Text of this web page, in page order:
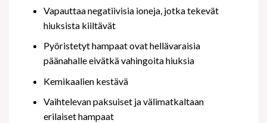
Vapauttaa negatiivisia ioneja, jotka tekevät
hiuksista kiiltävät
Pyöristetyt hampaat ovat hellävaraisia
päänahalle eivätkä vahingoita hiuksia
Kemikaalien kestävä
Vaihtelevan paksuiset ja välimatkaltaan
erilaiset hampaat